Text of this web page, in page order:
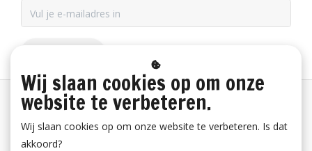
Betaalinformatie
Wij slaan cookies op om onze
website te verbeteren.
Wij slaan cookies op om onze website te verbeteren. Is dat
akkoord?